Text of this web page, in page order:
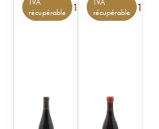
récupérable
1
récupérable
1